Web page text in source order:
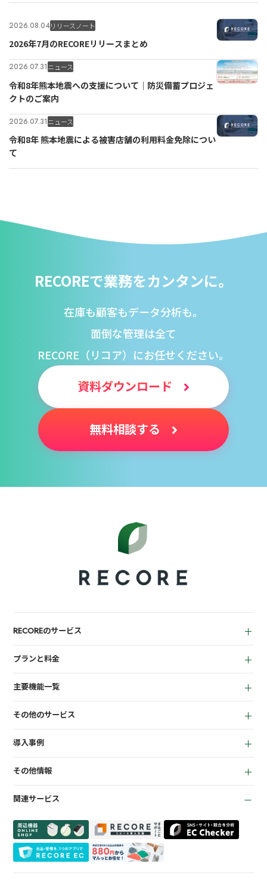
2026.08.04リリースノート
2026年7月のRECOREリリースまとめ
2026.07.31ニュース
令和8年熊本地震への支援について｜防災備蓄プロジェ
クトのご案内
2026.07.31ニュース
令和8年 熊本地震による被害店舗の利用料金免除につい
て
RECOREで業務をカンタンに。
在庫も顧客もデータ分析も。
面倒な管理は全て
RECORE（リコア）にお任せください。
資料ダウンロード
無料相談する
RECOREのサービス
アパレル向け
プランと料金
主要機能一覧
EC機能
KPI管理機能
会計機能
その他のサービス
質機能
ささげ代行サービス
導入事例
商材専門店
買取専門店
トレーディングカード
その他情報
よくある質問
会社概要
プライバシーポリシー
関連サービス